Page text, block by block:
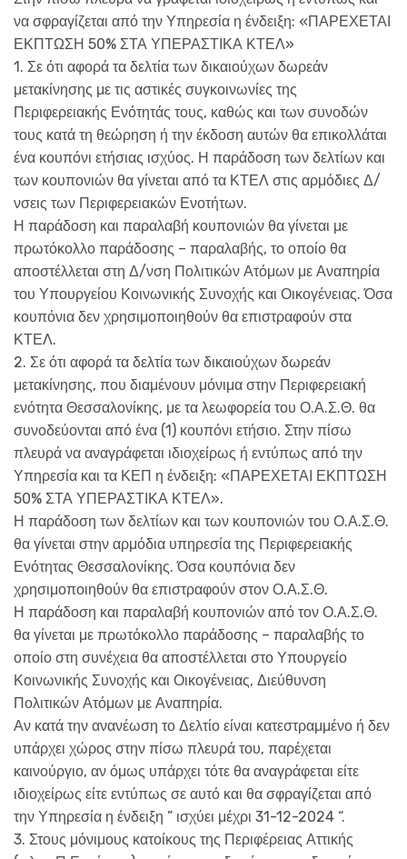
να σφραγίζεται από την Υπηρεσία η ένδειξη: «ΠΑΡΕΧΕΤΑΙ
ΕΚΠΤΩΣΗ 50% ΣΤΑ ΥΠΕΡΑΣΤΙΚΑ ΚΤΕΛ»
1. Σε ότι αφορά τα δελτία των δικαιούχων δωρεάν
μετακίνησης με τις αστικές συγκοινωνίες της
Περιφερειακής Ενότητάς τους, καθώς και των συνοδών
τους κατά τη θεώρηση ή την έκδοση αυτών θα επικολλάται
ένα κουπόνι ετήσιας ισχύος. Η παράδοση των δελτίων και
των κουπονιών θα γίνεται από τα ΚΤΕΛ στις αρμόδιες Δ/
νσεις των Περιφερειακών Ενοτήτων.
Η παράδοση και παραλαβή κουπονιών θα γίνεται με
πρωτόκολλο παράδοσης – παραλαβής, το οποίο θα
αποστέλλεται στη Δ/νση Πολιτικών Ατόμων με Αναπηρία
του Υπουργείου Κοινωνικής Συνοχής και Οικογένειας. Όσα
κουπόνια δεν χρησιμοποιηθούν θα επιστραφούν στα
ΚΤΕΛ.
2. Σε ότι αφορά τα δελτία των δικαιούχων δωρεάν
μετακίνησης, που διαμένουν μόνιμα στην Περιφερειακή
ενότητα Θεσσαλονίκης, με τα λεωφορεία του Ο.Α.Σ.Θ. θα
συνοδεύονται από ένα (1) κουπόνι ετήσιο. Στην πίσω
πλευρά να αναγράφεται ιδιοχείρως ή εντύπως από την
Υπηρεσία και τα ΚΕΠ η ένδειξη: «ΠΑΡΕΧΕΤΑΙ ΕΚΠΤΩΣΗ
50% ΣΤΑ ΥΠΕΡΑΣΤΙΚΑ ΚΤΕΛ».
Η παράδοση των δελτίων και των κουπονιών του Ο.Α.Σ.Θ.
θα γίνεται στην αρμόδια υπηρεσία της Περιφερειακής
Ενότητας Θεσσαλονίκης. Όσα κουπόνια δεν
χρησιμοποιηθούν θα επιστραφούν στον Ο.Α.Σ.Θ.
Η παράδοση και παραλαβή κουπονιών από τον Ο.Α.Σ.Θ.
θα γίνεται με πρωτόκολλο παράδοσης – παραλαβής το
οποίο στη συνέχεια θα αποστέλλεται στο Υπουργείο
Κοινωνικής Συνοχής και Οικογένειας, Διεύθυνση
Πολιτικών Ατόμων με Αναπηρία.
Αν κατά την ανανέωση το Δελτίο είναι κατεστραμμένο ή δεν
υπάρχει χώρος στην πίσω πλευρά του, παρέχεται
καινούργιο, αν όμως υπάρχει τότε θα αναγράφεται είτε
ιδιοχείρως είτε εντύπως σε αυτό και θα σφραγίζεται από
την Υπηρεσία η ένδειξη ” ισχύει μέχρι 31-12-2024 “.
3. Στους μόνιμους κατοίκους της Περιφέρειας Αττικής